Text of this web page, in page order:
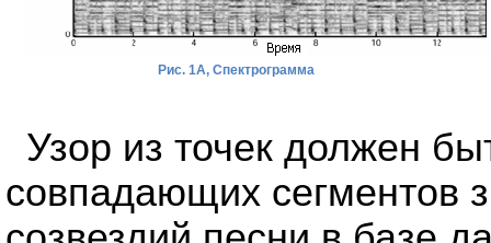
Рис. 1A, Спектрограмма
Узор из точек должен
совпадающих сегментов